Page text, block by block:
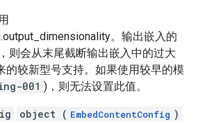
。输出嵌入的
则会从末尾截断输出嵌入中的过大
的较新型号支持。如果使用较早的模
001 )，则无法设置此值。
object ( EmbedContentConfig )